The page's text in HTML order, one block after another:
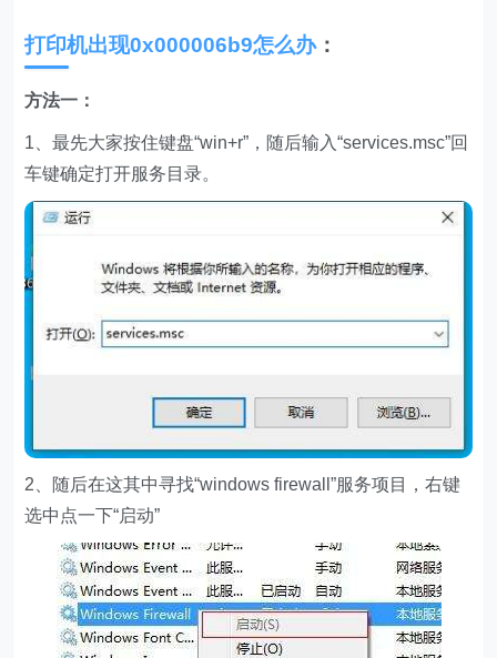
打印机出现0x000006b9怎么办：
方法一：
1、最先大家按住键盘“win+r”，随后输入“services.msc”回
车键确定打开服务目录。
2、随后在这其中寻找“windows firewall”服务项目，右键
选中点一下“启动”